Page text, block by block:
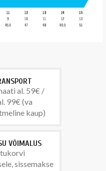
al. 59€ /
99€ (va
kaup)
VÕIMALUS
sissemakse